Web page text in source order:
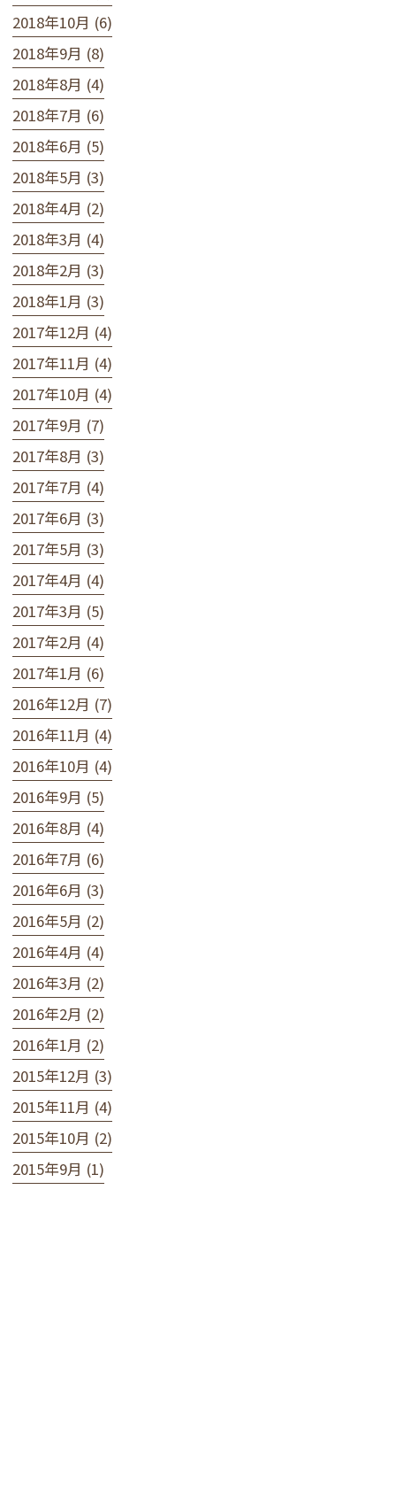
2018年10月 (6)
2018年9月 (8)
2018年8月 (4)
2018年7月 (6)
2018年6月 (5)
2018年5月 (3)
2018年4月 (2)
2018年3月 (4)
2018年2月 (3)
2018年1月 (3)
2017年12月 (4)
2017年11月 (4)
2017年10月 (4)
2017年9月 (7)
2017年8月 (3)
2017年7月 (4)
2017年6月 (3)
2017年5月 (3)
2017年4月 (4)
2017年3月 (5)
2017年2月 (4)
2017年1月 (6)
2016年12月 (7)
2016年11月 (4)
2016年10月 (4)
2016年9月 (5)
2016年8月 (4)
2016年7月 (6)
2016年6月 (3)
2016年5月 (2)
2016年4月 (4)
2016年3月 (2)
2016年2月 (2)
2016年1月 (2)
2015年12月 (3)
2015年11月 (4)
2015年10月 (2)
2015年9月 (1)